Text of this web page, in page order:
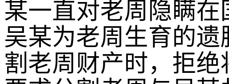
某一直对老周隐瞒
吴某为老周生育的
割老周财产时，拒